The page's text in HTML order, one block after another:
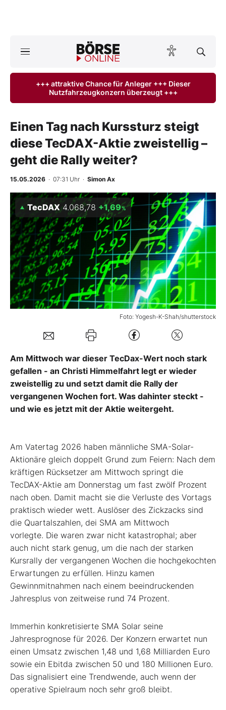
Anlageprodukte
Finanz-Check
Abo & Shop
BO-Musterdepots
Experten
Mein B:O
Mein Konto
Folgen Sie uns
+++ attraktive Chance für Anleger +++ Dieser
Nutzfahrzeugkonzern überzeugt +++
Einen Tag nach Kurssturz steigt
diese TecDAX-Aktie zweistellig –
geht die Rally weiter?
15.05.2026 · 07:31 Uhr · Simon Ax
Foto: Yogesh-K-Shah/shutterstock
TecDAX 4.068,78 +1,69%
Am Mittwoch war dieser TecDax-Wert noch stark
gefallen - an Christi Himmelfahrt legt er wieder
zweistellig zu und setzt damit die Rally der
vergangenen Wochen fort. Was dahinter steckt -
und wie es jetzt mit der Aktie weitergeht.
Am Vatertag 2026 haben männliche SMA-Solar-
Aktionäre gleich doppelt Grund zum Feiern: Nach dem
kräftigen Rücksetzer am Mittwoch springt die
TecDAX-Aktie am Donnerstag um fast zwölf Prozent
nach oben. Damit macht sie die Verluste des Vortags
praktisch wieder wett. Auslöser des Zickzacks sind
die Quartalszahlen, dei SMA am Mittwoch
vorlegte. Die waren zwar nicht katastrophal; aber
auch nicht stark genug, um die nach der starken
Kursrally der vergangenen Wochen die hochgekochten
Erwartungen zu erfüllen. Hinzu kamen
Gewinnmitnahmen nach einem beeindruckenden
Jahresplus von zeitweise rund 74 Prozent.
Immerhin konkretisierte SMA Solar seine
Jahresprognose für 2026. Der Konzern erwartet nun
einen Umsatz zwischen 1,48 und 1,68 Milliarden Euro
sowie ein Ebitda zwischen 50 und 180 Millionen Euro.
Das signalisiert eine Trendwende, auch wenn der
operative Spielraum noch sehr groß bleibt.